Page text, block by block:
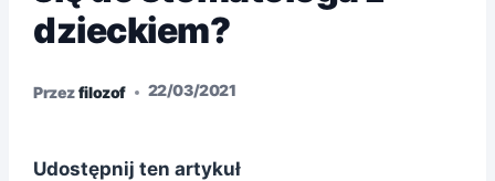
dzieckiem?
Przezfilozof 22/03/2021
Udostępnij ten artykuł